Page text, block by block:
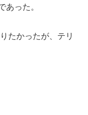
あった。
たかったが、テリ